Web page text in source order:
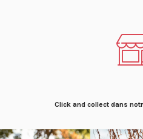
Click and collect dans